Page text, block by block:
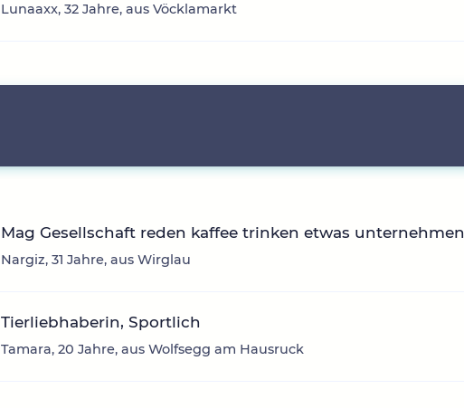
Lunaaxx, 32 Jahre, aus Vöcklamarkt
Mag Gesellschaft reden kaffee trinken etwas unternehmen
Nargiz, 31 Jahre, aus Wirglau
Tierliebhaberin, Sportlich
Tamara, 20 Jahre, aus Wolfsegg am Hausruck